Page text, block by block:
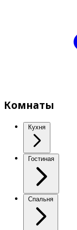
Комнаты
Кухня
Гостиная
Спальня